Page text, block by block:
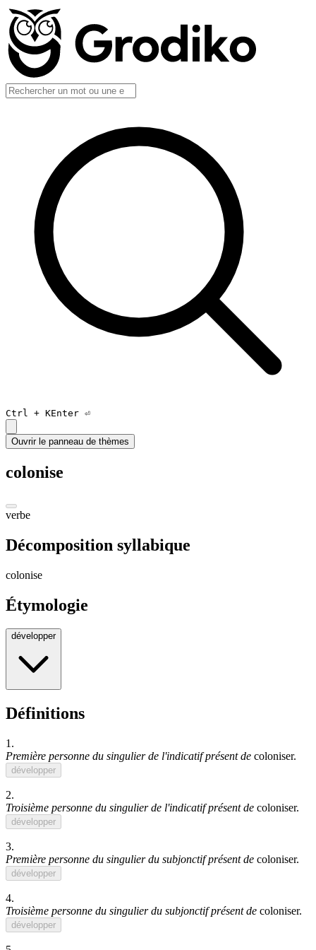
Ctrl + KEnter ⏎
Ouvrir le panneau de thèmes
colonise
verbe
Décomposition syllabique
colonise
Étymologie
développer
Définitions
1.
Première personne du singulier de l'indicatif présent de coloniser.
développer
2.
Troisième personne du singulier de l'indicatif présent de coloniser.
développer
3.
Première personne du singulier du subjonctif présent de coloniser.
développer
4.
Troisième personne du singulier du subjonctif présent de coloniser.
développer